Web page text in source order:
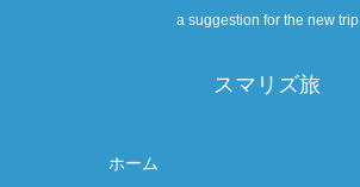
a suggestion for the new trip
スマリズ旅
ホーム